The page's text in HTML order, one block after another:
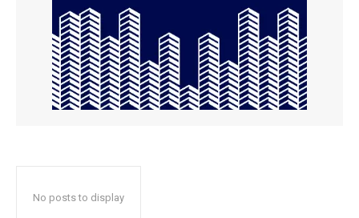
No posts to display